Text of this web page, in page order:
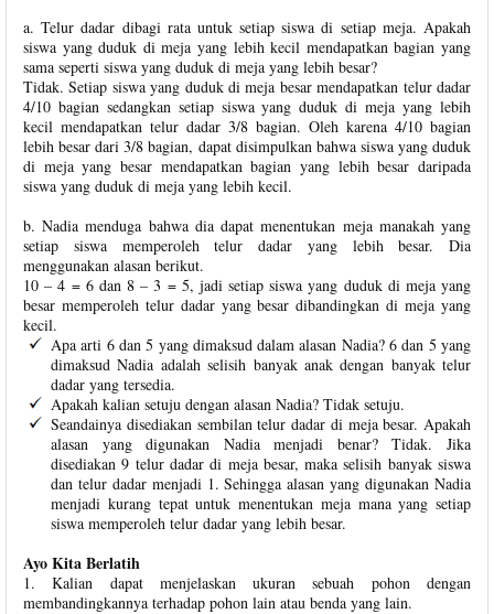
a. Telur dadar dibagi rata untuk setiap siswa di setiap meja. Apakah
siswa yang duduk di meja yang lebih kecil mendapatkan bagian yang
sama seperti siswa yang duduk di meja yang lebih besar?
Tidak. Setiap siswa yang duduk di meja besar mendapatkan telur dadar
4/10 bagian sedangkan setiap siswa yang duduk di meja yang lebih
kecil mendapatkan telur dadar 3/8 bagian. Oleh karena 4/10 bagian
lebih besar dari 3/8 bagian, dapat disimpulkan bahwa siswa yang duduk
di meja yang besar mendapatkan bagian yang lebih besar daripada
siswa yang duduk di meja yang lebih kecil.
b. Nadia menduga bahwa dia dapat menentukan meja manakah yang
setiap siswa memperoleh telur dadar yang lebih besar. Dia
menggunakan alasan berikut.
10 – 4 = 6 dan 8 – 3 = 5, jadi setiap siswa yang duduk di meja yang
besar memperoleh telur dadar yang besar dibandingkan di meja yang
kecil.
Apa arti 6 dan 5 yang dimaksud dalam alasan Nadia? 6 dan 5 yang
dimaksud Nadia adalah selisih banyak anak dengan banyak telur
dadar yang tersedia.
Apakah kalian setuju dengan alasan Nadia? Tidak setuju.
Seandainya disediakan sembilan telur dadar di meja besar. Apakah
alasan yang digunakan Nadia menjadi benar? Tidak. Jika
disediakan 9 telur dadar di meja besar, maka selisih banyak siswa
dan telur dadar menjadi 1. Sehingga alasan yang digunakan Nadia
menjadi kurang tepat untuk menentukan meja mana yang setiap
siswa memperoleh telur dadar yang lebih besar.
Ayo Kita Berlatih
1. Kalian dapat menjelaskan ukuran sebuah pohon dengan
membandingkannya terhadap pohon lain atau benda yang lain.